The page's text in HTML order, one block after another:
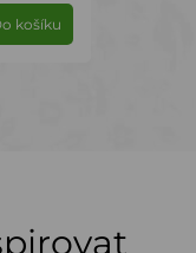
košíku